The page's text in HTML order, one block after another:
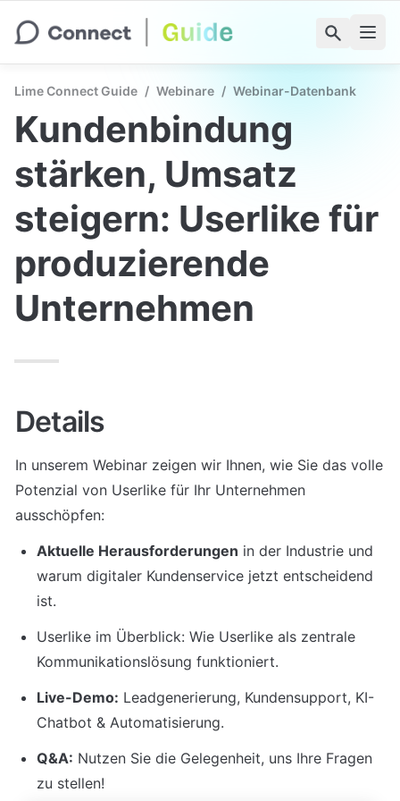
Lime Connect Guide / Webinare / Webinar-Datenbank
Kundenbindung
stärken, Umsatz
steigern: Userlike für
produzierende
Unternehmen
Details
In unserem Webinar zeigen wir Ihnen, wie Sie das volle
Potenzial von Userlike für Ihr Unternehmen
ausschöpfen:
Aktuelle Herausforderungen in der Industrie und
warum digitaler Kundenservice jetzt entscheidend
ist.
Userlike im Überblick: Wie Userlike als zentrale
Kommunikationslösung funktioniert.
Live-Demo: Leadgenerierung, Kundensupport, KI-
Chatbot & Automatisierung.
Q&A: Nutzen Sie die Gelegenheit, uns Ihre Fragen
zu stellen!